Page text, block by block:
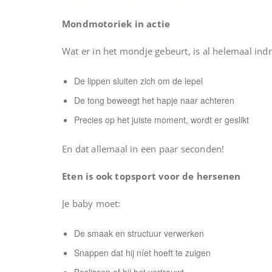
Mondmotoriek in actie
Wat er in het mondje gebeurt, is al helemaal
De lippen sluiten zich om de lepel
De tong beweegt het hapje naar achteren
Precies op het juiste moment, wordt er geslikt
En dat allemaal in een paar seconden!
Eten is ook topsport voor de hersenen
Je baby moet:
De smaak en structuur verwerken
Snappen dat hij níet hoeft te zuigen